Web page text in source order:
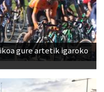
gure artetik igaroko